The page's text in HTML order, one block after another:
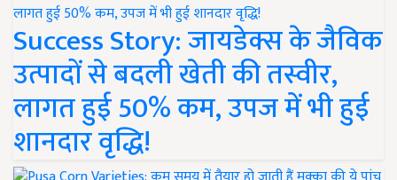
Success Story: जायडेक्स के जैविक
उत्पादों से बदली खेती की तस्वीर,
लागत हुई 50% कम, उपज में भी हुई
शानदार वृद्धि!